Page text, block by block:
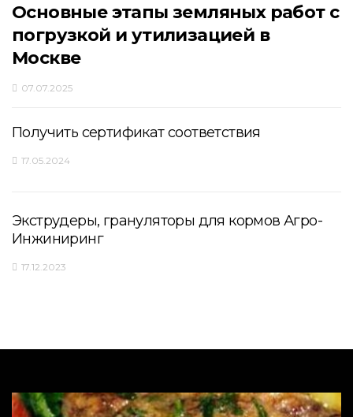
Основные этапы земляных работ с
погрузкой и утилизацией в
Москве
07.07.2025
Получить сертификат соответствия
17.05.2024
Экструдеры, грануляторы для кормов Агро-
Инжиниринг
17.12.2023